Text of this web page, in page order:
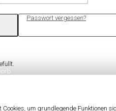
Passwort vergessen?
Cookies, um grundlegende Funktionen